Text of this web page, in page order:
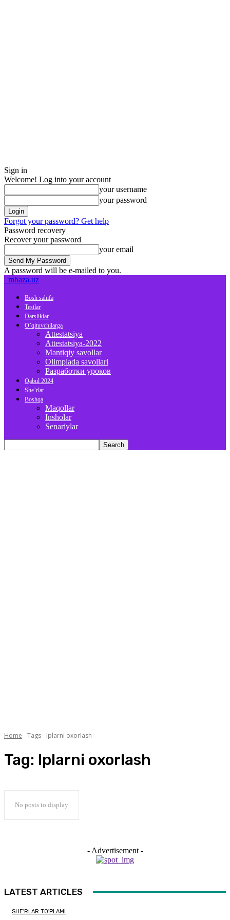
Sign in
Welcome! Log into your account
your username
your password
Forgot your password? Get help
Password recovery
Recover your password
your email
A password will be e-mailed to you.
mbaza.uz
Bosh sahifa
Testlar
Darsliklar
O’qituvchilarga
Attestatsiya
Attestatsiya-2022
Mantiqiy savollar
Olimpiada savollari
Разработки уроков
Qabul 2024
She’rlar
Boshqa
Maqollar
Insholar
Senariylar
Home Tags Iplarni oxorlash
Tag: Iplarni oxorlash
No posts to display
- Advertisement -
LATEST ARTICLES
SHE'RLAR TO'PLAMI